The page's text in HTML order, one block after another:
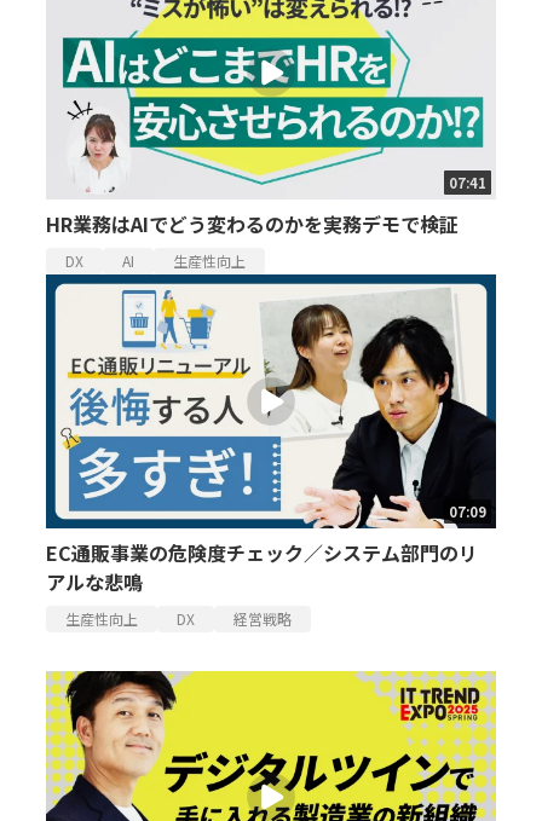
07:41
HR業務はAIでどう変わるのかを実務デモで検証
DX AI 生産性向上
07:09
EC通販事業の危険度チェック／システム部門のリ
アルな悲鳴
生産性向上 DX 経営戦略